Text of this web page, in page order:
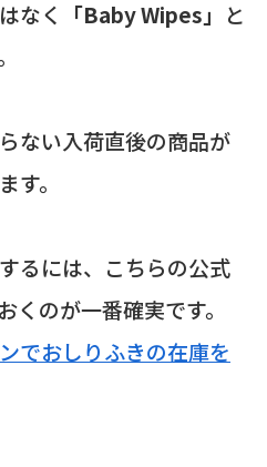
なく
「Baby Wipes」 と
ない入荷直後の商品が
す。
るには、こちらの公式
くのが一番確実です。
でおしりふきの在庫を